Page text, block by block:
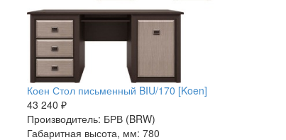
Коен Стол письменный BIU/170 [Koen]
43 240 ₽
Производитель: БРВ (BRW)
Габаритная высота, мм: 780